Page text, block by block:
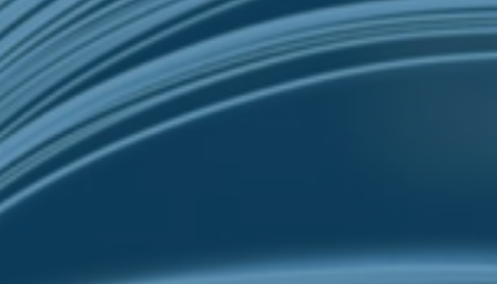
Helse­økonomiske analyser
Konkurranse- og markeds­analyser
Kunnskaps­innhenting
Sakkyndig bistand
Samfunns­økonomiske analyser
Strategisk rådgivning
Konseptvalgutredning (KVU) og kvalitetssikring